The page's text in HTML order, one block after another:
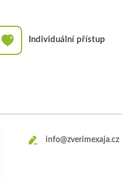
Individuální přístup
info@zverimexaja.cz